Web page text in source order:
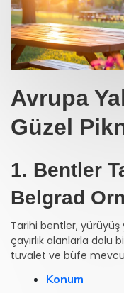
Avrupa
Güzel
1. Bentler
Belgrad
Tarihi bentler, yürüyüş
çayırlık alanlarla dolu
tuvalet ve büfe
Konum